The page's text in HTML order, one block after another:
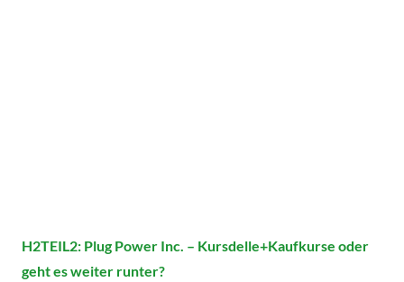
H2TEIL2: Plug Power Inc. – Kursdelle+Kaufkurse oder
geht es weiter runter?